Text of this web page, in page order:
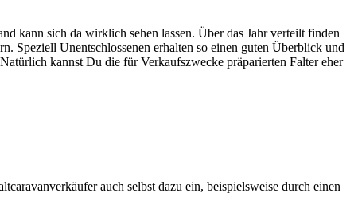
kann sich da wirklich sehen lassen. Über das Jahr verteilt finden
Speziell Unentschlossenen erhalten so einen guten Überblick und
kannst Du die für Verkaufszwecke präparierten Falter eher
auch selbst dazu ein, beispielsweise durch einen